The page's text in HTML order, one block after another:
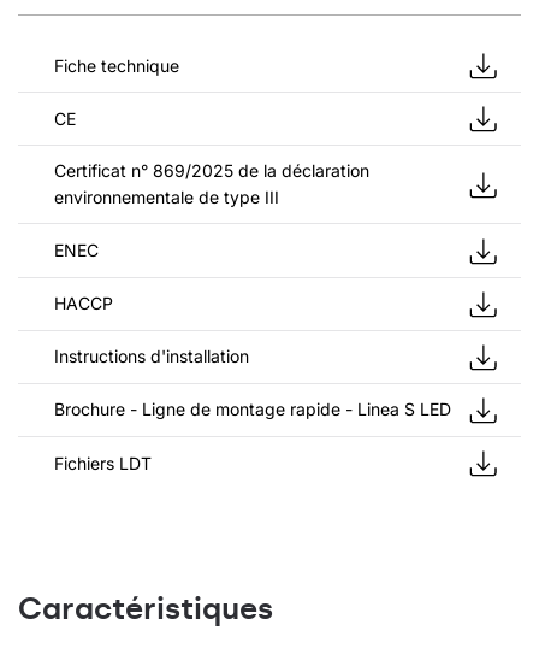
Fiche technique
CE
Certificat n° 869/2025 de la déclaration
environnementale de type III
ENEC
HACCP
Instructions d'installation
Brochure - Ligne de montage rapide - Linea S LED
Fichiers LDT
Caractéristiques